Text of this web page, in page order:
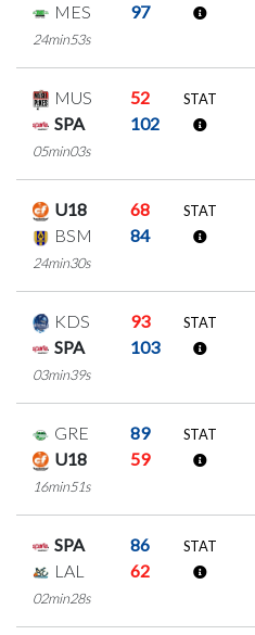
MES
97
24min53s
MUS
52
SPA
102
05min03s
STAT
U18
68
BSM
84
24min30s
STAT
KDS
93
SPA
103
03min39s
STAT
GRE
89
U18
59
16min51s
STAT
SPA
86
LAL
62
02min28s
STAT